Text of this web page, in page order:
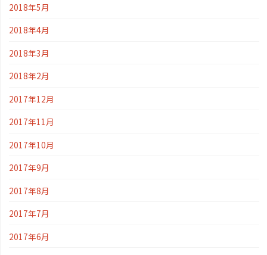
2018年5月
2018年4月
2018年3月
2018年2月
2017年12月
2017年11月
2017年10月
2017年9月
2017年8月
2017年7月
2017年6月